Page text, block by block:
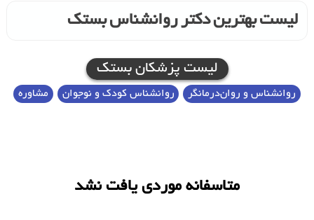
لیست بهترین دکتر روانشناس بستک
لیست پزشکان بستک
روانشناس و روان‌درمانگر روانشناس کودک و نوجوان مشاوره
متاسفانه موردی یافت نشد